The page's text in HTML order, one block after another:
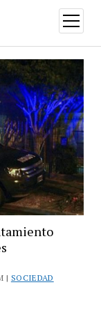
abrir
menú
| SOCIEDAD